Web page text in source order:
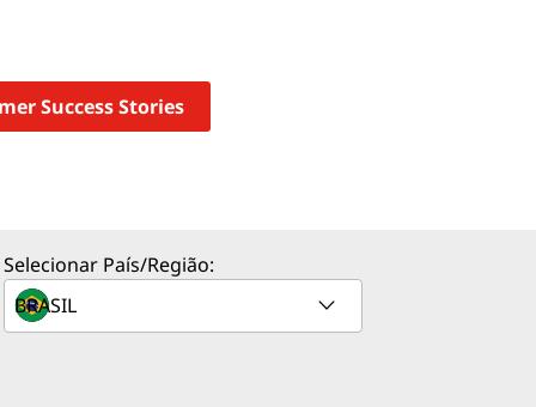
Success Stories
Selecionar País/Região: